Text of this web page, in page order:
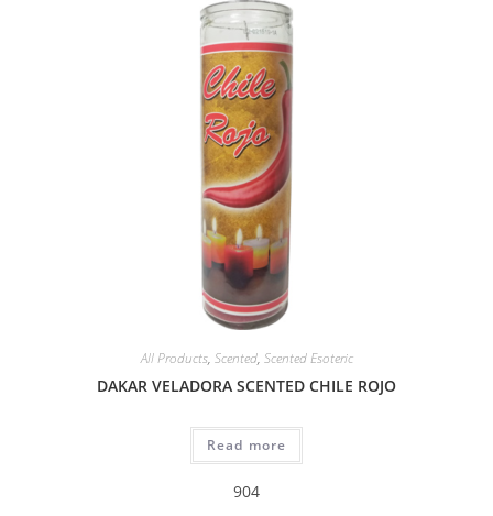
All Products, Scented, Scented Esoteric
DAKAR VELADORA SCENTED CHILE ROJO
Read more
904